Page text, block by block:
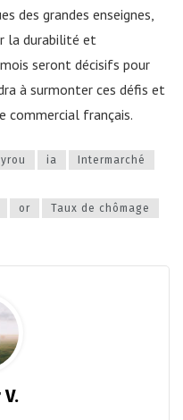
des grandes enseignes,
la durabilité et
seront décisifs pour
à surmonter ces défis et
commercial français.
ia
Intermarché
or
Taux de chômage